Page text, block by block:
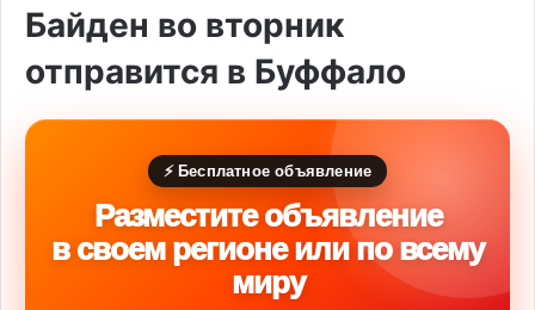
Байден во вторник
отправится в Буффало
⚡ Бесплатное объявление
Разместите объявление
в своем регионе или по всему
миру